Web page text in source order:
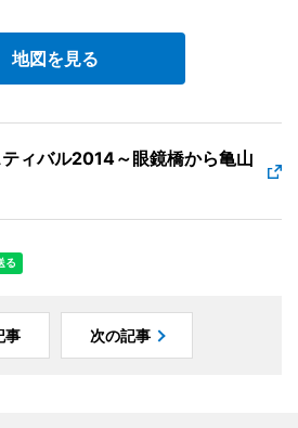
地図を見る
ィバル2014～眼鏡橋から亀山
事 次の記事